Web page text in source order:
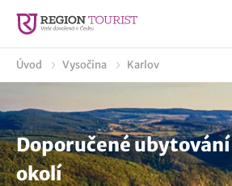
Úvod Vysočina Karlov
Doporučené ubytování
okolí